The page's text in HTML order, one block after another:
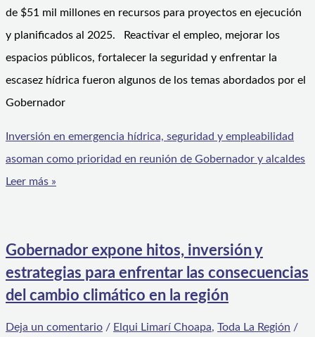
de $51 mil millones en recursos para proyectos en ejecución
y planificados al 2025. Reactivar el empleo, mejorar los
espacios públicos, fortalecer la seguridad y enfrentar la
escasez hídrica fueron algunos de los temas abordados por el
Gobernador
Inversión en emergencia hídrica, seguridad y empleabilidad
asoman como prioridad en reunión de Gobernador y alcaldes
Leer más »
Gobernador expone hitos, inversión y
estrategias para enfrentar las consecuencias
del cambio climático en la región
Deja un comentario / Elqui Limarí Choapa, Toda La Región /